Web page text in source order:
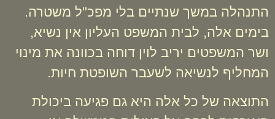
התנהלה במשך שנתיים בלי מפכ"ל משטרה.
בימים אלה, לבית המשפט העליון אין נשיא,
ושר המשפטים יריב לוין דוחה בכוונה את מינוי
המחליף לנשיאה לשעבר השופטת חיות.
התוצאה של כל אלה היא גם פגיעה ביכולת